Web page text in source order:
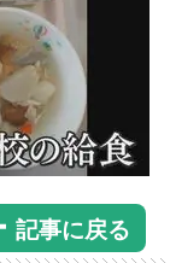
記事に戻る